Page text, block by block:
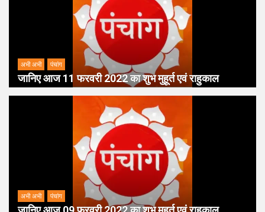
अभी अभी पंचांग
जानिए आज 11 फरवरी 2022 का शुभ मुहूर्त एवं राहुकाल
अभी अभी पंचांग